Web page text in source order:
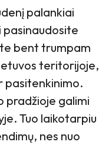
palankiai
pasinaudosite
bent trumpam
teritorijoje,
pasitenkinimo.
pradžioje galimi
Tuo laikotarpiu
nes nuo